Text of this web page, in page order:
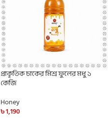
প্রাকৃতিক চাকের মিশ্র ফুলের মধু ১
কেজি
Honey
৳1,190